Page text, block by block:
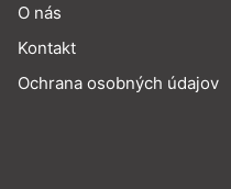
O nás
Kontakt
Ochrana osobných údajov